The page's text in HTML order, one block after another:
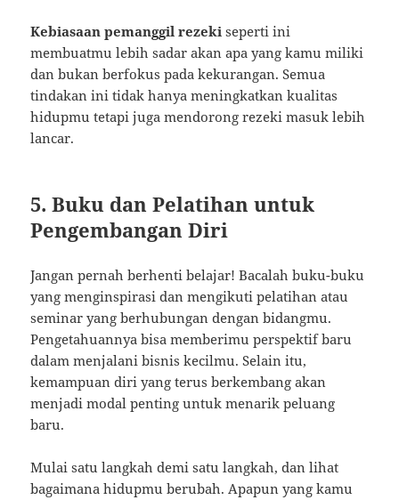
Kebiasaan pemanggil rezeki seperti ini
membuatmu lebih sadar akan apa yang kamu miliki
dan bukan berfokus pada kekurangan. Semua
tindakan ini tidak hanya meningkatkan kualitas
hidupmu tetapi juga mendorong rezeki masuk lebih
lancar.
5. Buku dan Pelatihan untuk
Pengembangan Diri
Jangan pernah berhenti belajar! Bacalah buku-buku
yang menginspirasi dan mengikuti pelatihan atau
seminar yang berhubungan dengan bidangmu.
Pengetahuannya bisa memberimu perspektif baru
dalam menjalani bisnis kecilmu. Selain itu,
kemampuan diri yang terus berkembang akan
menjadi modal penting untuk menarik peluang
baru.
Mulai satu langkah demi satu langkah, dan lihat
bagaimana hidupmu berubah. Apapun yang kamu